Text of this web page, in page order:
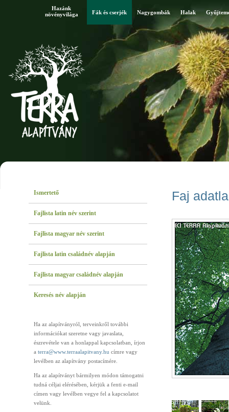
Hazánk
növényvilága
Fák és cserjék Nagygombák Halak
Ismertető
Fajlista latin név szerint
Fajlista magyar név szerint
Fajlista latin családnév alapján
Fajlista magyar családnév alapján
Keresés név alapján
Ha az alapítványról, terveinkről további
információkat szeretne vagy javaslata,
észrevétele van a honlappal kapcsolatban, írjon
a terra@www.terraalapitvany.hu címre vagy
levélben az alapítvány postacímére.
Ha az alapítványt bármilyen módon támogatni
tudná céljai elérésében, kérjük a fenti e-mail
címen vagy levélben vegye fel a kapcsolatot
velünk.
Faj